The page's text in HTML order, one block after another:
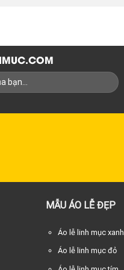
MẪU ÁO LỄ ĐẸP
Áo lễ linh mục xanh
Áo lễ linh mục đỏ